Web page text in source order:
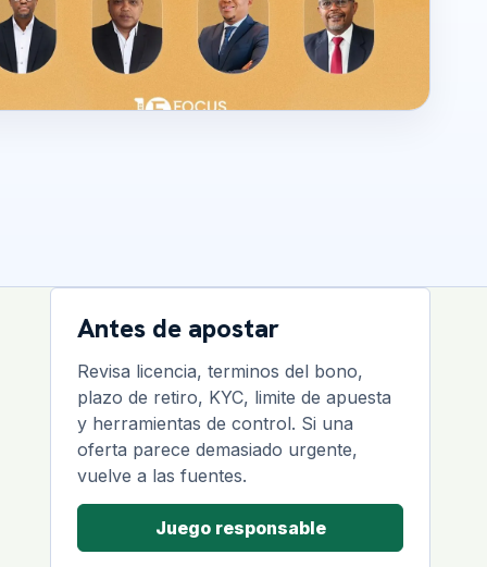
Antes de apostar
Revisa licencia, terminos del bono,
plazo de retiro, KYC, limite de apuesta
y herramientas de control. Si una
oferta parece demasiado urgente,
vuelve a las fuentes.
Juego responsable